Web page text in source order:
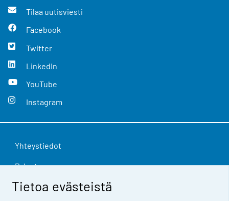
Tietoa evästeistä
Tilaa uutisviesti
Facebook
Twitter
LinkedIn
YouTube
Instagram
Yhteystiedot
Palaute
Käyttöehdot